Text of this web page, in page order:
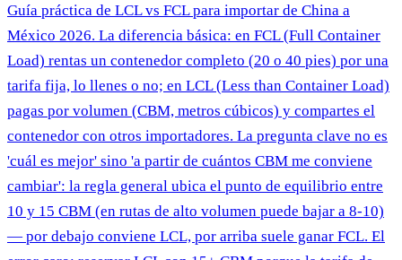
Guía práctica de LCL vs FCL para importar de China a
México 2026. La diferencia básica: en FCL (Full Container
Load) rentas un contenedor completo (20 o 40 pies) por una
tarifa fija, lo llenes o no; en LCL (Less than Container Load)
pagas por volumen (CBM, metros cúbicos) y compartes el
contenedor con otros importadores. La pregunta clave no es
'cuál es mejor' sino 'a partir de cuántos CBM me conviene
cambiar': la regla general ubica el punto de equilibrio entre
10 y 15 CBM (en rutas de alto volumen puede bajar a 8-10)
— por debajo conviene LCL, por arriba suele ganar FCL. El